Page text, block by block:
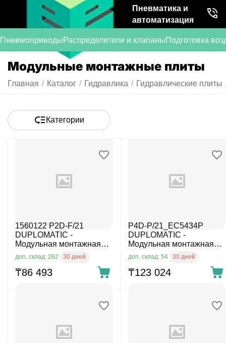
Пневматика и
автоматизация
ПневмоприводыРаспределители и клапаныПодготовка
Модульные монтажные плиты
Главная / Каталог / Гидравлика / Гидравлические плиты
Категории
1560122 P2D-F/21
DUPLOMATIC -
Модульная монтажная
доп. склад: 262 30 дней
₸86 493
P4D-P/21_EC5434P
DUPLOMATIC -
Модульная монтажная
доп. склад: 54 30 дней
₸123 024